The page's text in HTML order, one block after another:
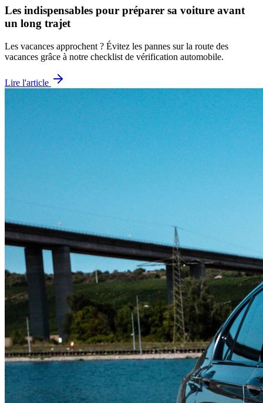
Les indispensables pour préparer sa voiture avant
un long trajet
Les vacances approchent ? Évitez les pannes sur la route des
vacances grâce à notre checklist de vérification automobile.
Lire l'article